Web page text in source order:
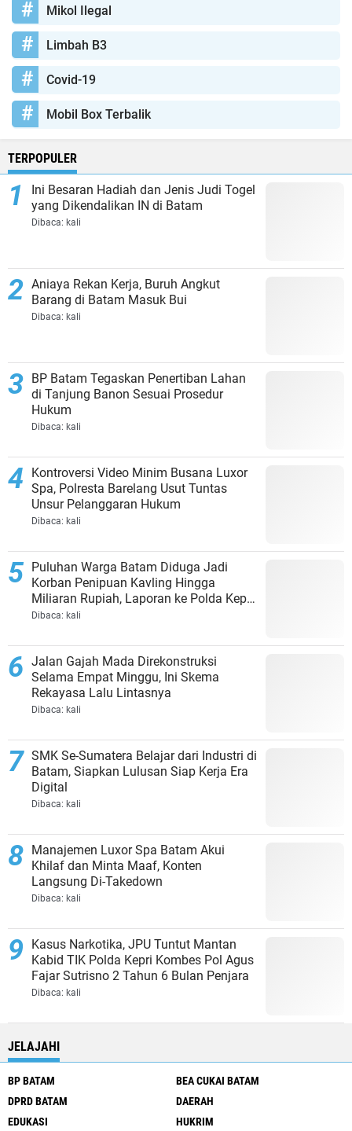
Mikol Ilegal
Limbah B3
Covid-19
Mobil Box Terbalik
TERPOPULER
Ini Besaran Hadiah dan Jenis Judi Togel
yang Dikendalikan IN di Batam
Dibaca: kali
Aniaya Rekan Kerja, Buruh Angkut
Barang di Batam Masuk Bui
Dibaca: kali
BP Batam Tegaskan Penertiban Lahan
di Tanjung Banon Sesuai Prosedur
Hukum
Dibaca: kali
Kontroversi Video Minim Busana Luxor
Spa, Polresta Barelang Usut Tuntas
Unsur Pelanggaran Hukum
Dibaca: kali
Puluhan Warga Batam Diduga Jadi
Korban Penipuan Kavling Hingga
Miliaran Rupiah, Laporan ke Polda Kepri
Jalan di Tempat?
Dibaca: kali
Jalan Gajah Mada Direkonstruksi
Selama Empat Minggu, Ini Skema
Rekayasa Lalu Lintasnya
Dibaca: kali
SMK Se-Sumatera Belajar dari Industri di
Batam, Siapkan Lulusan Siap Kerja Era
Digital
Dibaca: kali
Manajemen Luxor Spa Batam Akui
Khilaf dan Minta Maaf, Konten
Langsung Di-Takedown
Dibaca: kali
Kasus Narkotika, JPU Tuntut Mantan
Kabid TIK Polda Kepri Kombes Pol Agus
Fajar Sutrisno 2 Tahun 6 Bulan Penjara
Dibaca: kali
JELAJAHI
BP BATAM
BEA CUKAI BATAM
DPRD BATAM
DAERAH
EDUKASI
HUKRIM